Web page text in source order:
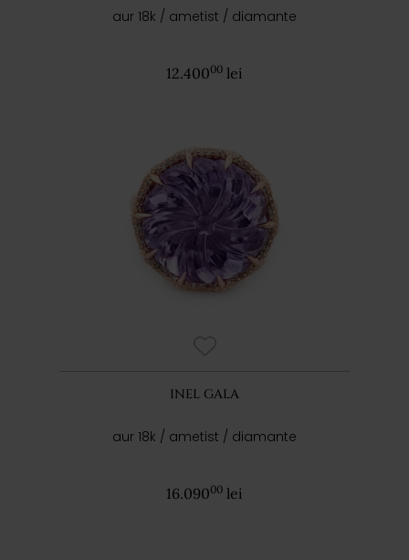
aur 18k / ametist / diamante
12.40000 lei
INEL GALA
aur 18k / ametist / diamante
16.09000 lei